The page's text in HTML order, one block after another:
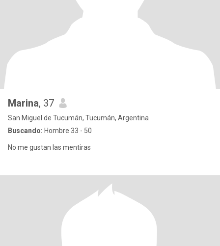
Marina, 37
San Miguel de Tucumán, Tucumán, Argentina
Buscando: Hombre 33 - 50
No me gustan las mentiras